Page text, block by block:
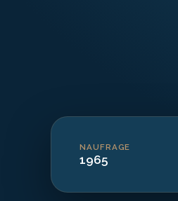
NAUFRAGE
1965